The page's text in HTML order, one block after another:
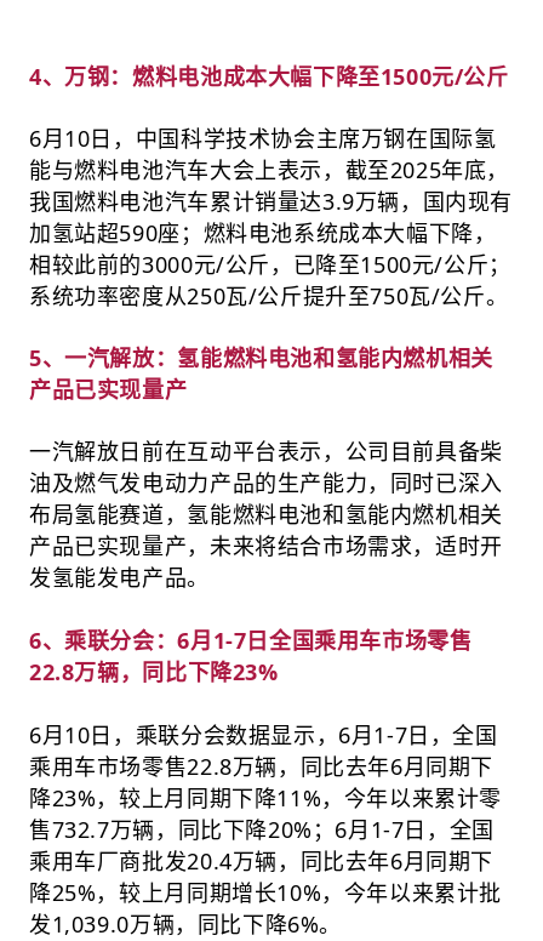
4、万钢：燃料电池成本大幅下降至1500元/公斤
6月10日，中国科学技术协会主席万钢在国际氢
能与燃料电池汽车大会上表示，截至2025年底，
我国燃料电池汽车累计销量达3.9万辆，国内现有
加氢站超590座；燃料电池系统成本大幅下降，
相较此前的3000元/公斤，已降至1500元/公斤；
系统功率密度从250瓦/公斤提升至750瓦/公斤。
5、一汽解放：氢能燃料电池和氢能内燃机相关
产品已实现量产
一汽解放日前在互动平台表示，公司目前具备柴
油及燃气发电动力产品的生产能力，同时已深入
布局氢能赛道，氢能燃料电池和氢能内燃机相关
产品已实现量产，未来将结合市场需求，适时开
发氢能发电产品。
6、乘联分会：6月1-7日全国乘用车市场零售
22.8万辆，同比下降23%
6月10日，乘联分会数据显示，6月1-7日，全国
乘用车市场零售22.8万辆，同比去年6月同期下
降23%，较上月同期下降11%，今年以来累计零
售732.7万辆，同比下降20%；6月1-7日，全国
乘用车厂商批发20.4万辆，同比去年6月同期下
降25%，较上月同期增长10%，今年以来累计批
发1,039.0万辆，同比下降6%。